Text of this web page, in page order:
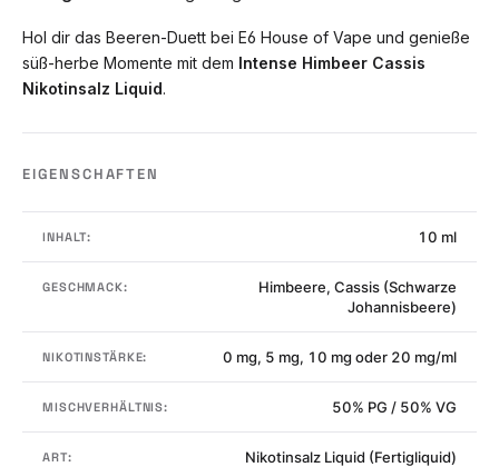
Hol dir das Beeren-Duett bei E6 House of Vape und genieße
süß-herbe Momente mit dem Intense Himbeer Cassis
Nikotinsalz Liquid.
EIGENSCHAFTEN
INHALT: 10 ml
GESCHMACK:
Himbeere, Cassis (Schwarze
Johannisbeere)
NIKOTINSTÄRKE: 0 mg, 5 mg, 10 mg oder 20 mg/ml
MISCHVERHÄLTNIS: 50% PG / 50% VG
ART: Nikotinsalz Liquid (Fertigliquid)